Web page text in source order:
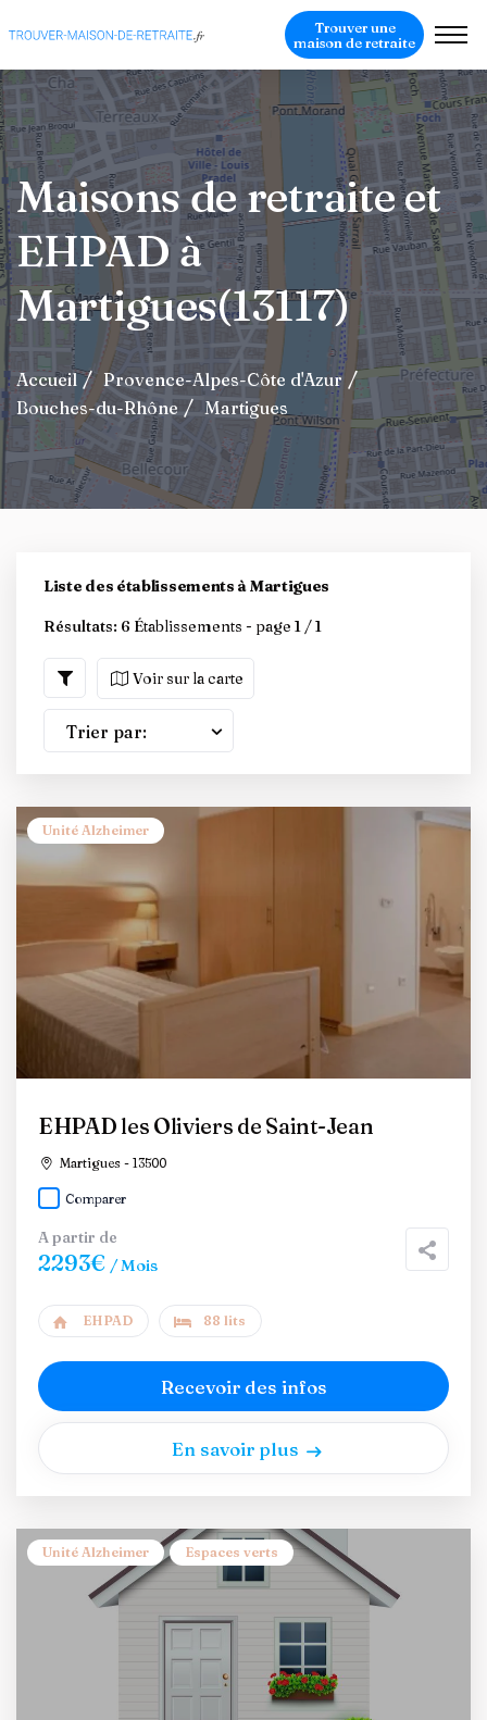
Trouver une
maison de retraite
Maisons de retraite et
EHPAD à
Martigues(13117)
Accueil
Provence-Alpes-Côte d'Azur
Bouches-du-Rhône
Martigues
Liste des établissements à Martigues
Résultats: 6 Établissements - page 1 / 1
Voir sur la carte
Trier par:
Unité Alzheimer
EHPAD les Oliviers de Saint-Jean
Martigues - 13500
Comparer
A partir de
2293€ / Mois
EHPAD 88 lits
Recevoir des infos
En savoir plus
Unité Alzheimer Espaces verts